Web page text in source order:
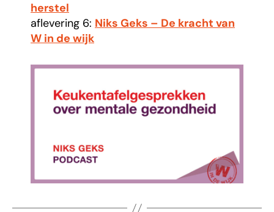
herstel
aflevering 6: Niks Geks – De kracht van
W in de wijk